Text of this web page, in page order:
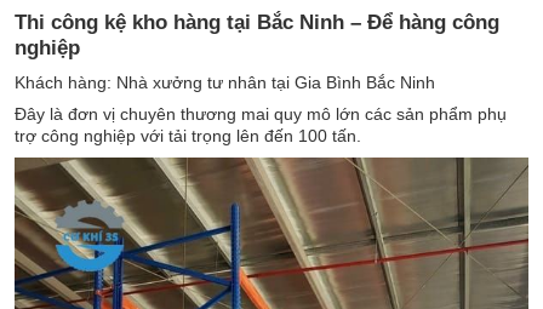
Thi công kệ kho hàng tại Bắc Ninh – Để hàng công
nghiệp
Khách hàng: Nhà xưởng tư nhân tại Gia Bình Bắc Ninh
Đây là đơn vị chuyên thương mai quy mô lớn các sản phẩm phụ
trợ công nghiệp với tải trọng lên đến 100 tấn.